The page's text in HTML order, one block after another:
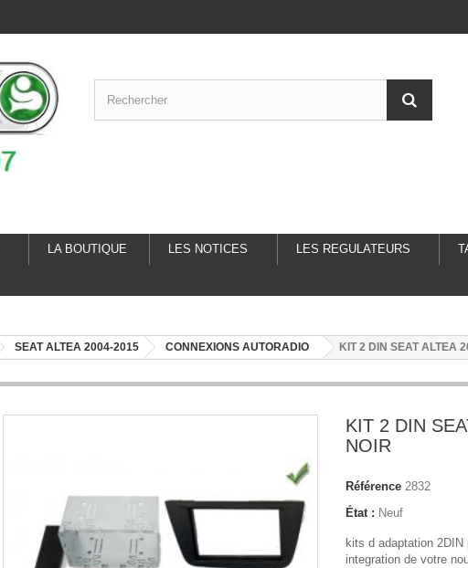
LA BOUTIQUE LES NOTICES LES REGULATEURS
SEAT ALTEA 2004-2015 CONNEXIONS AUTORADIO KIT 2 DIN SEAT ALTEA
KIT 2 DIN
NOIR
Référence 2832
État : Neuf
kits d adaptation 2DIN
integration de votre